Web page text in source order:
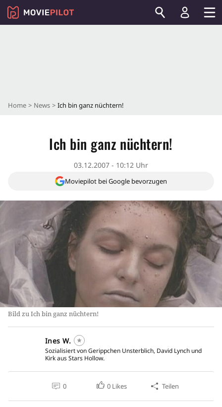
Home News Ich bin ganz nüchtern!
Ich bin ganz nüchtern!
03.12.2007 - 10:12 Uhr
Moviepilot bei Google bevorzugen
Bild zu Ich bin ganz nüchtern!
Ines W.
Sozialisiert von Gerippchen Unsterblich, David Lynch und
Kirk aus Stars Hollow.
0 0 Likes Teilen